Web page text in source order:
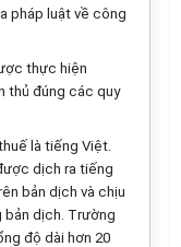
pháp luật về công
thực hiện
thủ đúng các quy
là tiếng Việt.
dịch ra tiếng
bản dịch và chịu
bản dịch. Trường
độ dài hơn 20